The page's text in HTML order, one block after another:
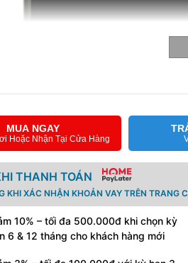
chúng tôi cam kết cung cấp sản
thông số kỹ thuật của nhà sản xuất.
MUA NGAY
Hoặc Nhận Tại Cửa Hàng
THANH TOÁN
KHI XÁC NHẬN KHOẢN VAY TRÊN TRANG
10% – tối đa 500.000đ khi chọn kỳ
6 & 12 tháng cho khách hàng mới